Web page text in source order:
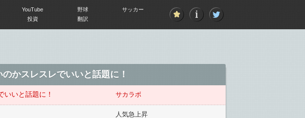
YouTube 野球
サッカー
投資 翻訳
かスレスレでいいと話題に！
いと話題に！ サカラボ
人気急上昇